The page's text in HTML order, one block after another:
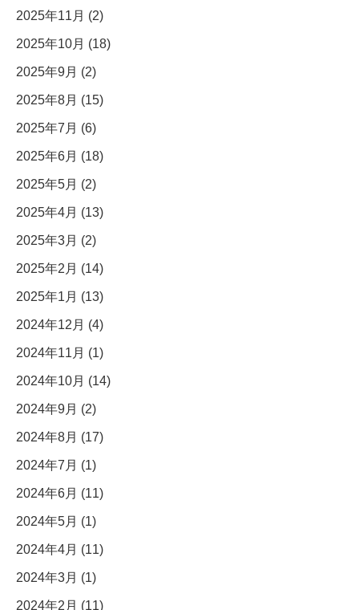
2025年11月 (2)
2025年10月 (18)
2025年9月 (2)
2025年8月 (15)
2025年7月 (6)
2025年6月 (18)
2025年5月 (2)
2025年4月 (13)
2025年3月 (2)
2025年2月 (14)
2025年1月 (13)
2024年12月 (4)
2024年11月 (1)
2024年10月 (14)
2024年9月 (2)
2024年8月 (17)
2024年7月 (1)
2024年6月 (11)
2024年5月 (1)
2024年4月 (11)
2024年3月 (1)
2024年2月 (11)